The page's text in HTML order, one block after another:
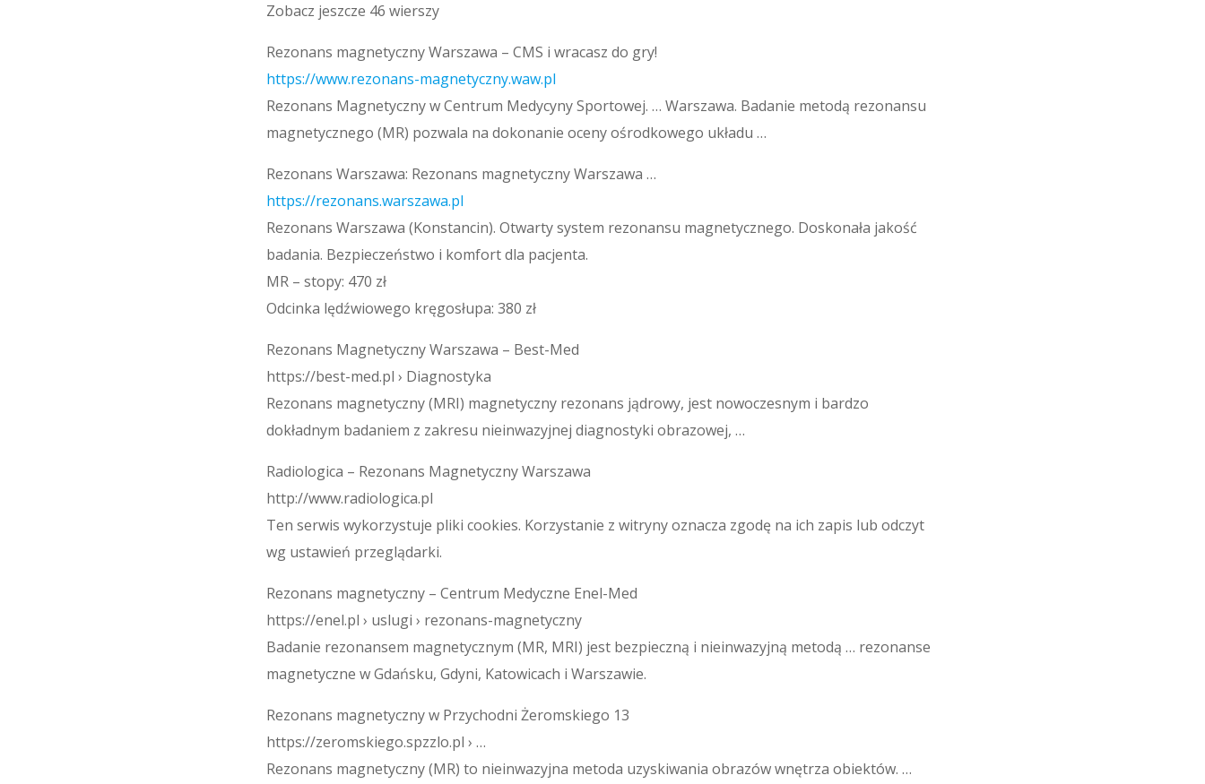
Zobacz jeszcze 46 wierszy
Rezonans magnetyczny Warszawa – CMS i wracasz do gry!
https://www.rezonans-magnetyczny.waw.pl
Rezonans Magnetyczny w Centrum Medycyny Sportowej. … Warszawa. Badanie metodą rezonansu
magnetycznego (MR) pozwala na dokonanie oceny ośrodkowego układu …
Rezonans Warszawa: Rezonans magnetyczny Warszawa …
https://rezonans.warszawa.pl
Rezonans Warszawa (Konstancin). Otwarty system rezonansu magnetycznego. Doskonała jakość
badania. Bezpieczeństwo i komfort dla pacjenta.
MR – stopy: 470 zł
Odcinka lędźwiowego kręgosłupa: 380 zł
Rezonans Magnetyczny Warszawa – Best-Med
https://best-med.pl › Diagnostyka
Rezonans magnetyczny (MRI) magnetyczny rezonans jądrowy, jest nowoczesnym i bardzo
dokładnym badaniem z zakresu nieinwazyjnej diagnostyki obrazowej, …
Radiologica – Rezonans Magnetyczny Warszawa
http://www.radiologica.pl
Ten serwis wykorzystuje pliki cookies. Korzystanie z witryny oznacza zgodę na ich zapis lub odczyt
wg ustawień przeglądarki.
Rezonans magnetyczny – Centrum Medyczne Enel-Med
https://enel.pl › uslugi › rezonans-magnetyczny
Badanie rezonansem magnetycznym (MR, MRI) jest bezpieczną i nieinwazyjną metodą … rezonanse
magnetyczne w Gdańsku, Gdyni, Katowicach i Warszawie.
Rezonans magnetyczny w Przychodni Żeromskiego 13
https://zeromskiego.spzzlo.pl › …
Rezonans magnetyczny (MR) to nieinwazyjna metoda uzyskiwania obrazów wnętrza obiektów. …